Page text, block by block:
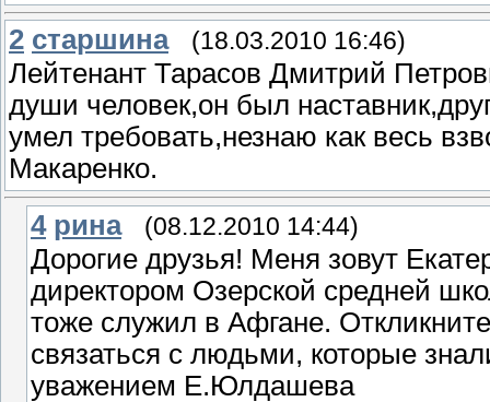
2 старшина (18.03.2010 16:46)
Лейтенант Тарасов Дмитрий
души человек,он был
умел требовать,незнаю как весь
Макаренко.
4 рина (08.12.2010 14:44)
Дорогие друзья! Меня зовут
директором Озерской средней
тоже служил в Афгане.
связаться с людьми, которые
уважением Е.Юлдашева